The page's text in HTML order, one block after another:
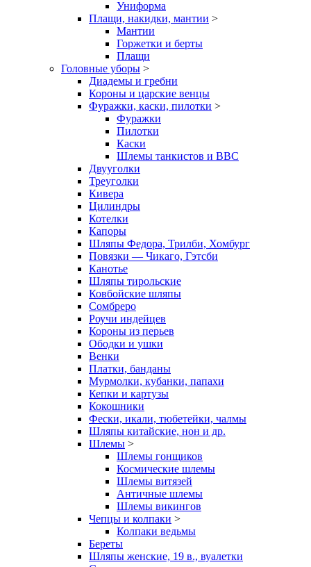
Униформа
Плащи, накидки, мантии >
Мантии
Горжетки и берты
Плащи
Головные уборы >
Диадемы и гребни
Короны и царские венцы
Фуражки, каски, пилотки >
Фуражки
Пилотки
Каски
Шлемы танкистов и ВВС
Двууголки
Треуголки
Кивера
Цилиндры
Котелки
Капоры
Шляпы Федора, Трилби, Хомбург
Повязки — Чикаго, Гэтсби
Канотье
Шляпы тирольские
Ковбойские шляпы
Сомбреро
Роучи индейцев
Короны из перьев
Ободки и ушки
Венки
Платки, банданы
Мурмолки, кубанки, папахи
Кепки и картузы
Кокошники
Фески, икали, тюбетейки, чалмы
Шляпы китайские, нон и др.
Шлемы >
Шлемы гонщиков
Космические шлемы
Шлемы витязей
Античные шлемы
Шлемы викингов
Чепцы и колпаки >
Колпаки ведьмы
Береты
Шляпы женские, 19 в., вуалетки